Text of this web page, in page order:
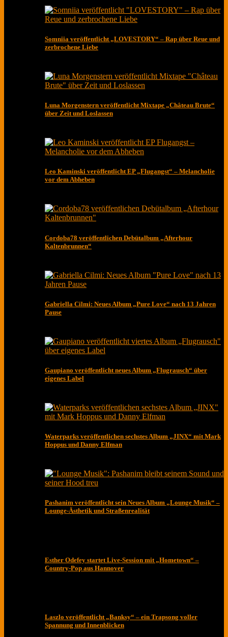
Somniia veröffentlicht „LOVESTORY“ – Rap über Reue und
zerbrochene Liebe
Luna Morgenstern veröffentlicht Mixtape „Château Brute“
über Zeit und Loslassen
Leo Kaminski veröffentlicht EP „Flugangst“ – Melancholie
vor dem Abheben
Cordoba78 veröffentlichen Debütalbum „Afterhour
Kaltenbrunnen“
Gabriella Cilmi: Neues Album „Pure Love“ nach 13 Jahren
Pause
Gaupiano veröffentlicht neues Album „Flugrausch“ über
eigenes Label
Waterparks veröffentlichen sechstes Album „JINX“ mit Mark
Hoppus und Danny Elfman
Pashanim veröffentlicht sein Neues Album „Lounge Musik“ –
Lounge-Ästhetik und Straßenrealität
Esther Odefey startet Live-Session mit „Hometown“ –
Country-Pop aus Hannover
Laszlo veröffentlicht „Banksy“ – ein Trapsong voller
Spannung und Innenblicken